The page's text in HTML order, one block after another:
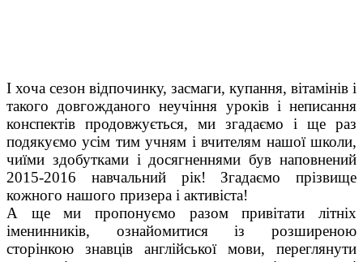
І хоча сезон відпочинку, засмаги, купання, вітамінів і
такого довгожданого неучіння уроків і неписання
конспектів продовжується, ми згадаємо і ще раз
подякуємо усім тим учням і вчителям нашої школи,
чиїми здобутками і досягненнями був наповнений
2015-2016 навчальний рік! Згадаємо прізвище
кожного нашого призера і активіста!
А ще ми пропонуємо разом привітати літніх
іменинників, ознайомитися із розширеною
сторінкою знавців англійської мови, переглянути